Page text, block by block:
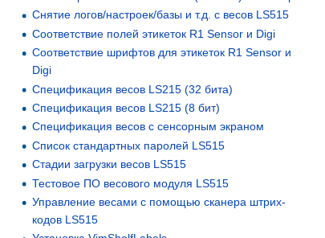
Снятие логов/настроек/базы и т.д. с весов LS515
Соответствие полей этикеток R1 Sensor и Digi
Соответствие шрифтов для этикеток R1 Sensor и
Digi
Спецификация весов LS215 (32 бита)
Спецификация весов LS215 (8 бит)
Спецификация весов с сенсорным экраном
Список стандартных паролей LS515
Стадии загрузки весов LS515
Тестовое ПО весового модуля LS515
Управление весами с помощью сканера штрих-
кодов LS515